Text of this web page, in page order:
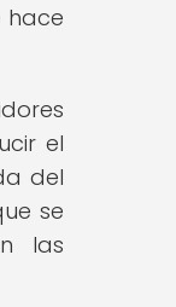
hace
el
del
se
las